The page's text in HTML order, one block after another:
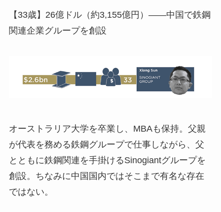
【33歳】26億ドル（約3,155億円）――中国で鉄鋼
関連企業グループを創設
オーストラリア大学を卒業し、MBAも保持。父親
が代表を務める鉄鋼グループで仕事しながら、父
とともに鉄鋼関連を手掛けるSinogiantグループを
創設。ちなみに中国国内ではそこまで有名な存在
ではない。